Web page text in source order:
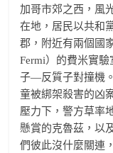
加哥市郊之西，風
在地，居民以共和
郡，附近有兩個國
Fermi）的費米實
子—反質子對撞機
童被綁架殺害的凶
壓力下，警方草率
懸賞的克魯茲，以
們彼此沒什麼關連